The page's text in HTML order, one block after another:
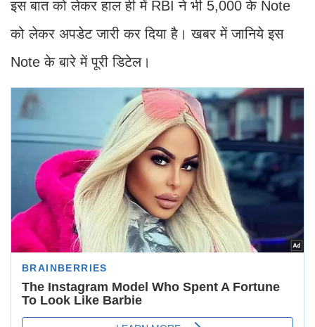
इस बात को लेकर हाल ही में RBI ने भी 5,000 के Note
को लेकर अपडेट जारी कर दिया है। खबर में जानिये इस
Note के बारे में पूरी डिटेल।